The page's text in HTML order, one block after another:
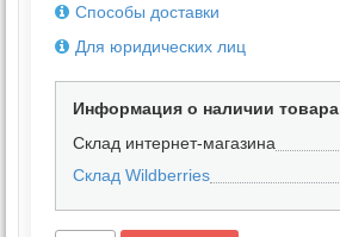
Способы доставки
Для юридических лиц
Информация о наличии товара
Склад интернет-магазина
Склад Wildberries